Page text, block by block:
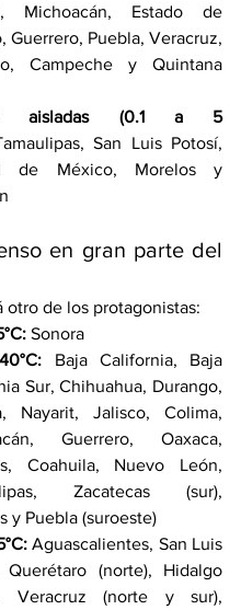
Michoacán, Estado de
Guerrero, Puebla, Veracruz,
Campeche y Quintana
aisladas (0.1 a 5
San Luis Potosí,
de México, Morelos y
en gran parte del
otro de los protagonistas:
Sonora
Baja California, Baja
Sur, Chihuahua, Durango,
Nayarit, Jalisco, Colima,
Guerrero, Oaxaca,
Coahuila, Nuevo León,
Zacatecas (sur),
y Puebla (suroeste)
Aguascalientes, San Luis
Querétaro (norte), Hidalgo
Veracruz (norte y sur),